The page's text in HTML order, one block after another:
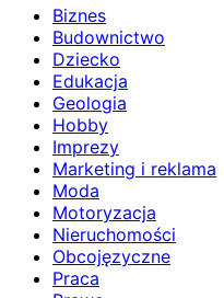
Biznes
Budownictwo
Dziecko
Edukacja
Geologia
Hobby
Imprezy
Marketing i reklama
Moda
Motoryzacja
Nieruchomości
Obcojęzyczne
Praca